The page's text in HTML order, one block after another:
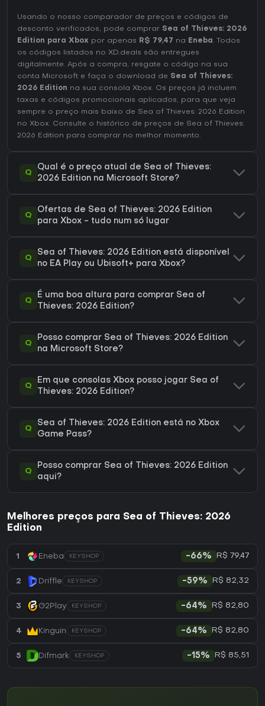
Usando o nosso comparador de preços e códigos de
desconto verificados, pode comprar Sea of Thieves: 2026
Edition para Xbox por apenas R$ 79,47 na Eneba . Todos
os códigos listados no XD.deals são entregues
digitalmente. Após a compra, resgate o código na sua
conta Microsoft e faça o download de Sea of Thieves:
2026 Edition na sua consola Xbox. Os preços já incluem
taxas e códigos promocionais aplicados, para que veja
sempre o preço mais baixo de Sea of Thieves: 2026 Edition
no Xbox. Consulte o histórico de preços de Sea of Thieves:
2026 Edition para comprar no melhor momento.
Q
Qual é o preço atual de Sea of Thieves:
2026 Edition na Microsoft Store?
Q
Ofertas de Sea of Thieves: 2026 Edition
para Xbox - tudo num só lugar
Q
Sea of Thieves: 2026 Edition está disponível
no EA Play ou Ubisoft+ para Xbox?
Q
É uma boa altura para comprar Sea of
Thieves: 2026 Edition?
Q
Posso comprar Sea of Thieves: 2026 Edition
na Microsoft Store?
Q
Em que consolas Xbox posso jogar Sea of
Thieves: 2026 Edition?
Q
Sea of Thieves: 2026 Edition está no Xbox
Game Pass?
Q
Posso comprar Sea of Thieves: 2026 Edition
aqui?
Melhores preços para Sea of Thieves: 2026
Edition
1 Eneba KEYSHOP -66% R$ 79,47
2 Driffle KEYSHOP -59% R$ 82,32
3 G2Play KEYSHOP -64% R$ 82,80
4 Kinguin KEYSHOP -64% R$ 82,80
5 Difmark KEYSHOP -15% R$ 85,51